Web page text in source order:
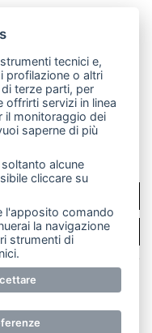
RSS
i diritti riservati.
anche
senza la
tecnici e,
profilazione o altri
terze parti, per
offrirti servizi in linea
il monitoraggio dei
saperne di più
alcune
cliccare su
l'apposito comando
la navigazione
strumenti di